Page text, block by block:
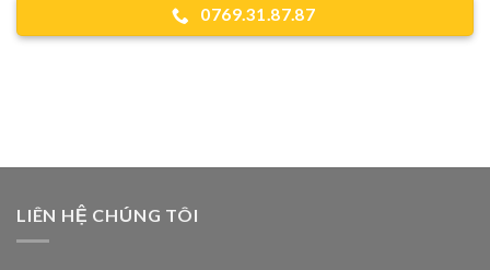
0769.31.87.87
LIÊN HỆ CHÚNG TÔI